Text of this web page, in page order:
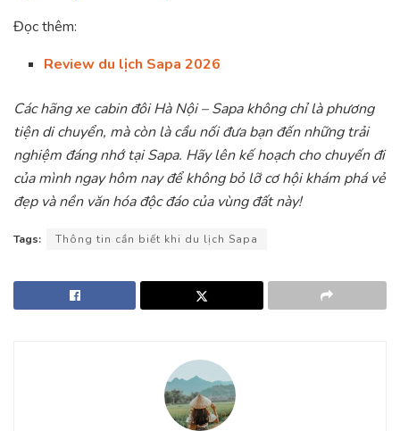
Đọc thêm:
Review du lịch Sapa 2026
Các hãng xe cabin đôi Hà Nội – Sapa không chỉ là phương
tiện di chuyển, mà còn là cầu nối đưa bạn đến những trải
nghiệm đáng nhớ tại Sapa. Hãy lên kế hoạch cho chuyến đi
của mình ngay hôm nay để không bỏ lỡ cơ hội khám phá vẻ
đẹp và nền văn hóa độc đáo của vùng đất này!
Tags: Thông tin cần biết khi du lịch Sapa